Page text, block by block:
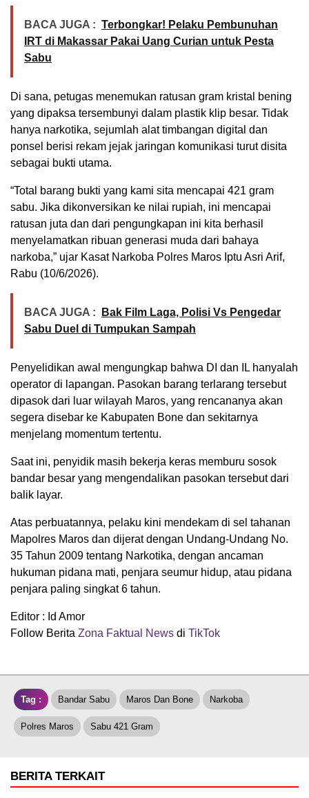
BACA JUGA : Terbongkar! Pelaku Pembunuhan
IRT di Makassar Pakai Uang Curian untuk Pesta
Sabu
Di sana, petugas menemukan ratusan gram kristal bening
yang dipaksa tersembunyi dalam plastik klip besar. Tidak
hanya narkotika, sejumlah alat timbangan digital dan
ponsel berisi rekam jejak jaringan komunikasi turut disita
sebagai bukti utama.
“Total barang bukti yang kami sita mencapai 421 gram
sabu. Jika dikonversikan ke nilai rupiah, ini mencapai
ratusan juta dan dari pengungkapan ini kita berhasil
menyelamatkan ribuan generasi muda dari bahaya
narkoba,” ujar Kasat Narkoba Polres Maros Iptu Asri Arif,
Rabu (10/6/2026).
BACA JUGA :
Bak Film Laga, Polisi Vs Pengedar
Sabu Duel di Tumpukan Sampah
Penyelidikan awal mengungkap bahwa DI dan IL hanyalah
operator di lapangan. Pasokan barang terlarang tersebut
dipasok dari luar wilayah Maros, yang rencananya akan
segera disebar ke Kabupaten Bone dan sekitarnya
menjelang momentum tertentu.
Saat ini, penyidik masih bekerja keras memburu sosok
bandar besar yang mengendalikan pasokan tersebut dari
balik layar.
​Atas perbuatannya, pelaku kini mendekam di sel tahanan
Mapolres Maros dan dijerat dengan Undang-Undang No.
35 Tahun 2009 tentang Narkotika, dengan ancaman
hukuman pidana mati, penjara seumur hidup, atau pidana
penjara paling singkat 6 tahun.
Editor : Id Amor
Follow Berita Zona Faktual News di TikTok
Tag : Bandar Sabu Maros Dan Bone Narkoba
Polres Maros Sabu 421 Gram
BERITA TERKAIT